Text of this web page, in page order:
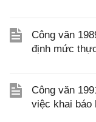
Công văn
định mức
Công văn
việc khai báo